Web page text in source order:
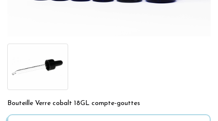
Bouteille Verre cobalt 18GL compte-gouttes